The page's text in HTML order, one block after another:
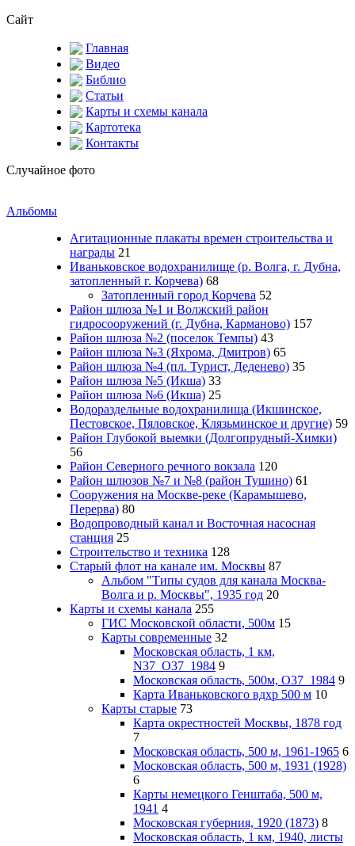
Сайт
Главная
Видео
Библио
Статьи
Карты и схемы канала
Картотека
Контакты
Случайное фото
Альбомы
Агитационные плакаты времен строительства и
награды 21
Иваньковское водохранилище (р. Волга, г. Дубна,
затопленный г. Корчева) 68
Затопленный город Корчева 52
Район шлюза №1 и Волжский район
гидросооружений (г. Дубна, Карманово) 157
Район шлюза №2 (поселок Темпы) 43
Район шлюза №3 (Яхрома, Дмитров) 65
Район шлюза №4 (пл. Турист, Деденево) 35
Район шлюза №5 (Икша) 33
Район шлюза №6 (Икша) 25
Водораздельные водохранилища (Икшинское,
Пестовское, Пяловское, Клязьминское и другие) 59
Район Глубокой выемки (Долгопрудный-Химки)
56
Район Северного речного вокзала 120
Район шлюзов №7 и №8 (район Тушино) 61
Сооружения на Москве-реке (Карамышево,
Перерва) 80
Водопроводный канал и Восточная насосная
станция 25
Строительство и техника 128
Старый флот на канале им. Москвы 87
Альбом "Типы судов для канала Москва-
Волга и р. Москвы", 1935 год 20
Карты и схемы канала 255
ГИС Московcкой области, 500м 15
Карты современные 32
Московская область, 1 км,
N37_O37_1984 9
Московская область, 500м, О37_1984 9
Карта Иваньковского вдхр 500 м 10
Карты старые 73
Карта окрестностей Москвы, 1878 год
7
Московская область, 500 м, 1961-1965 6
Московская область, 500 м, 1931 (1928)
6
Карты немецкого Генштаба, 500 м,
1941 4
Московская губерния, 1920 (1873) 8
Московская область, 1 км, 1940, листы